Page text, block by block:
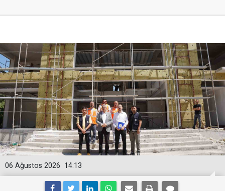
14:13
06 Ağustos 2026